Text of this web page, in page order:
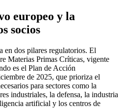
europeo y la
socios
en dos pilares regulatorios. El
Materias Primas Críticas, vigente
es el Plan de Acción
de 2025, que prioriza el
para sectores como la
industriales, la defensa, la industria
artificial y los centros de